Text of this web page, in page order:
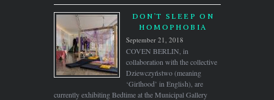
DON’T SLEEP ON
HOMOPHOBIA
September 21, 2018
COVEN BERLIN, in
collaboration with the collective
Dziewczyństwo (meaning
‘Girlhood’ in English), are
currently exhibiting Bedtime at the Municipal Gallery